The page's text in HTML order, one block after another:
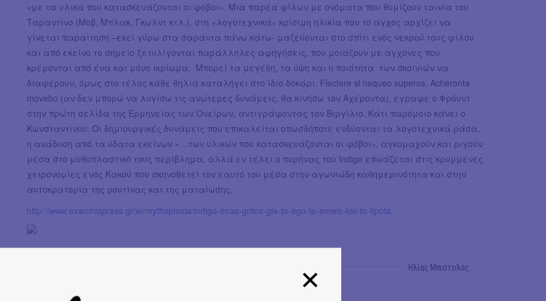
«με τα υλικά που κατασκευάζονται οι φόβοι». Μια παρέα φίλων με ονόματα που θυμίζουν ταινία του
Ταραντίνο (Μοβ, Μπλακ, Γκωλντ κτλ.), στη «λογοτεχνικά» κρίσιμη ηλικία που το άγχος αρχίζει να
γίνεται παραίτηση –εκεί γύρω στα σαράντα πάνω κάτω- μαζεύονται στο σπίτι ενός νεκρού τους φίλου
και από εκείνο το σημείο ξετυλίγονται παράλληλες αφηγήσεις, που μοιάζουν με αγχόνες που
κρέμονται από ένα και μόνο ικρίωμα. Μπορεί τα μεγέθη, τα ύψη και η ποιότητα των σκοινιών να
διαφέρουν, όμως στο τέλος κάθε θηλιά καταλήγει στο ίδιο δοκάρι. Flectere si nequeo superos, Acheronta
movebo (αν δεν μπορώ να λυγίσω τις ανώτερες δυνάμεις, θα κινήσω τον Αχέροντα), έγραφε ο Φρόυντ
στην πρώτη σελίδα της Ερμηνείας των Ονείρων, αντιγράφοντας τον Βιργίλιο. Κάτι παρόμοιο κάνει ο
Κωνσταντίνου. Οι δημιουργικές δυνάμεις που επικαλείται οπωσδήποτε ενδύονται τα λογοτεχνικά ράσα,
η ανάδυση από τα ύδατα εκείνων «…των υλικών που κατασκευάζονται οι φόβοι», αγκομαχούν και ριγούν
μέσα στο μυθοπλαστικό τους περίβλημα, αλλά εν τέλει ο πυρήνας του Indigo επωάζεται στις κρυμμένες
χειρονομίες ενός Κακού που σκηνοθετεί τον εαυτό του μέσα στην αγωνιώδη καθημερινότητα και στην
αυτοκρατορία της ρουτίνας και της ματαίωσης.
http://www.exarchiapress.gr/el/mythoplasia/indigo-enas-grifos-gia-to-ego-to-emeis-kai-to-tipota
Ηλίας Μπιστολάς